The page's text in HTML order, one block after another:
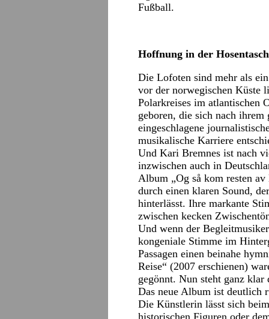
Fußball.
Hoffnung in der
Die Lofoten sind mehr als
vor der norwegischen Küste
Polarkreises im atlantischen
geboren, die sich nach ihrem
eingeschlagene
musikalische Karriere
Und Kari Bremnes ist nach
inzwischen auch in
Album „Og så kom resten
durch einen klaren Sound,
hinterlässt. Ihre markante
zwischen kecken
Und wenn der
kongeniale Stimme im
Passagen einen beinahe
Reise“ (2007 erschienen)
gegönnt. Nun steht ganz
Das neue Album ist deutlich
Die Künstlerin lässt sich
historischen Figuren oder